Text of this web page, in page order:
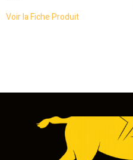
Voir la Fiche Produit